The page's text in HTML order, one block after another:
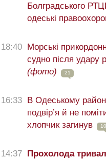
Болградського
одеські
18:40 Морські
судно після удару
(фото)
21
16:33 В Одеському
подвір’я й не
хлопчик загинув
10
14:37 Прохолода